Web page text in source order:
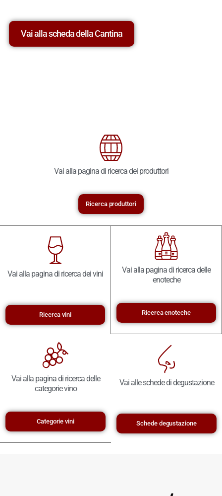
Vai alla scheda della Cantina
Vai alla pagina di ricerca dei produttori
Ricerca produttori
Vai alla pagina di ricerca dei vini
Ricerca vini
Vai alla pagina di ricerca delle
enoteche
Ricerca enoteche
Vai alla pagina di ricerca delle
categorie vino
Categorie vini
Vai alle schede di degustazione
Schede degustazione